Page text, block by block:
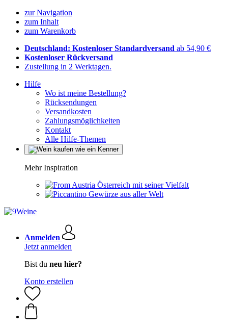
zur Navigation
zum Inhalt
zum Warenkorb
Deutschland: Kostenloser Standardversand ab 54,90 €
Kostenloser Rückversand
Zustellung in 2 Werktagen.
Hilfe
Wo ist meine Bestellung?
Rücksendungen
Versandkosten
Zahlungsmöglichkeiten
Kontakt
Alle Hilfe-Themen
Mehr Inspiration
Österreich mit seiner Vielfalt
Gewürze aus aller Welt
Anmelden
Jetzt anmelden
Bist du neu hier?
Konto erstellen